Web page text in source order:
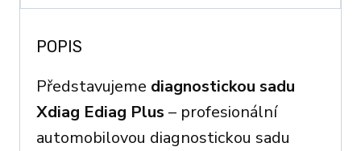
POPIS
Představujeme diagnostickou sadu
Xdiag Ediag Plus – profesionální
automobilovou diagnostickou sadu